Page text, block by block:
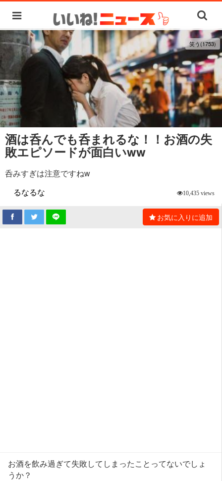
笑う(1753)
酒は呑んでも呑まれるな！！お酒の失
敗エピソードが面白いww
呑みすぎは注意ですねw
るなるな
10,435 views
お気に入りに追加
お酒を飲み過ぎて失敗してしまったことってないでしょ
うか？